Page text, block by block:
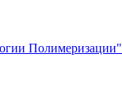
Полимеризации"